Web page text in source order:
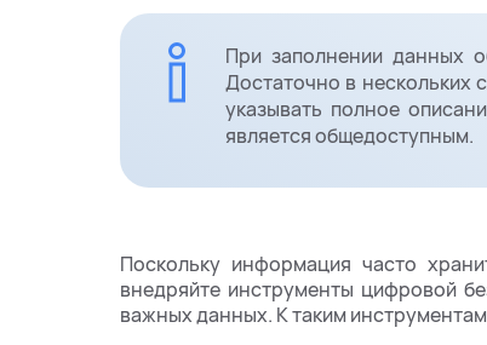
При заполнении данных
Достаточно в нескольких
указывать полное
является общедоступным.
Поскольку информация часто
внедряйте инструменты цифровой
важных данных. К таким